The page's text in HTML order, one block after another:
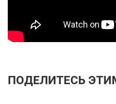
ПОДЕЛИТЕСЬ